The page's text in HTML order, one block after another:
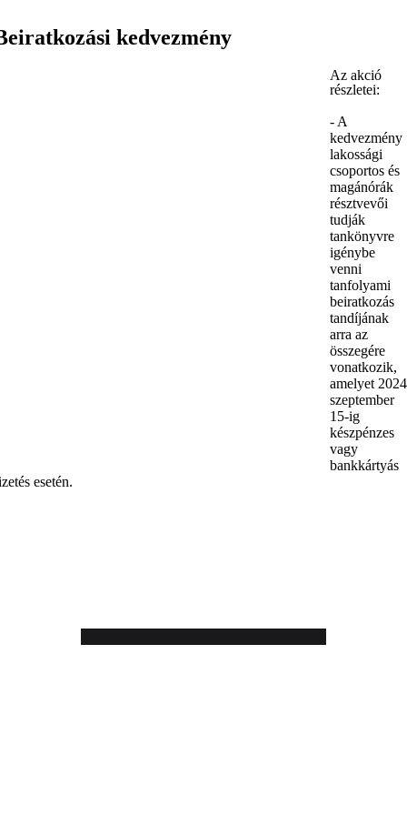
kedvezmény
Az akció
részletei:
- A
kedvezmény
lakossági
csoportos és
magánórák
résztvevői
tudják
tankönyvre
igénybe
venni
tanfolyami
beiratkozás
tandíjának
arra az
összegére
vonatkozik,
amelyet
szeptember
15-ig
készpénzes
vagy
bankkártyás
esetén.